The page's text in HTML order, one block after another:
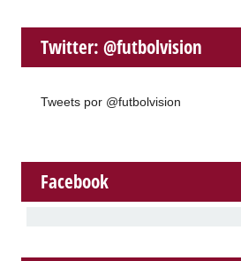
Twitter: @futbolvision
Tweets por @futbolvision
Facebook